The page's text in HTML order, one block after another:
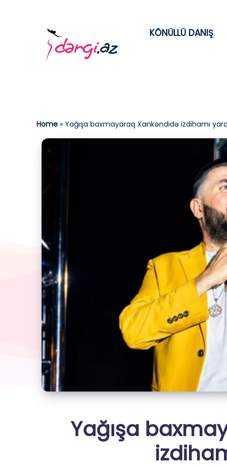
KÖNÜLLÜ DANIŞ
Home » Yağışa baxmayaraq Xankəndidə izdihamı
Yağışa